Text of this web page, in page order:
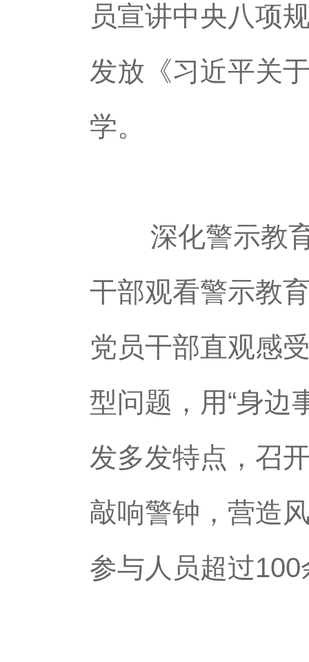
员宣讲中央八项
发放《习近平关
学。
深化警示教育
干部观看警示教
党员干部直观感
型问题，用“身边
发多发特点，召
敲响警钟，营造
参与人员超过